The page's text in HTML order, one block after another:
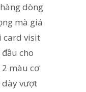
dòng
mà giá
card visit
cho
màu cơ
dày vượt